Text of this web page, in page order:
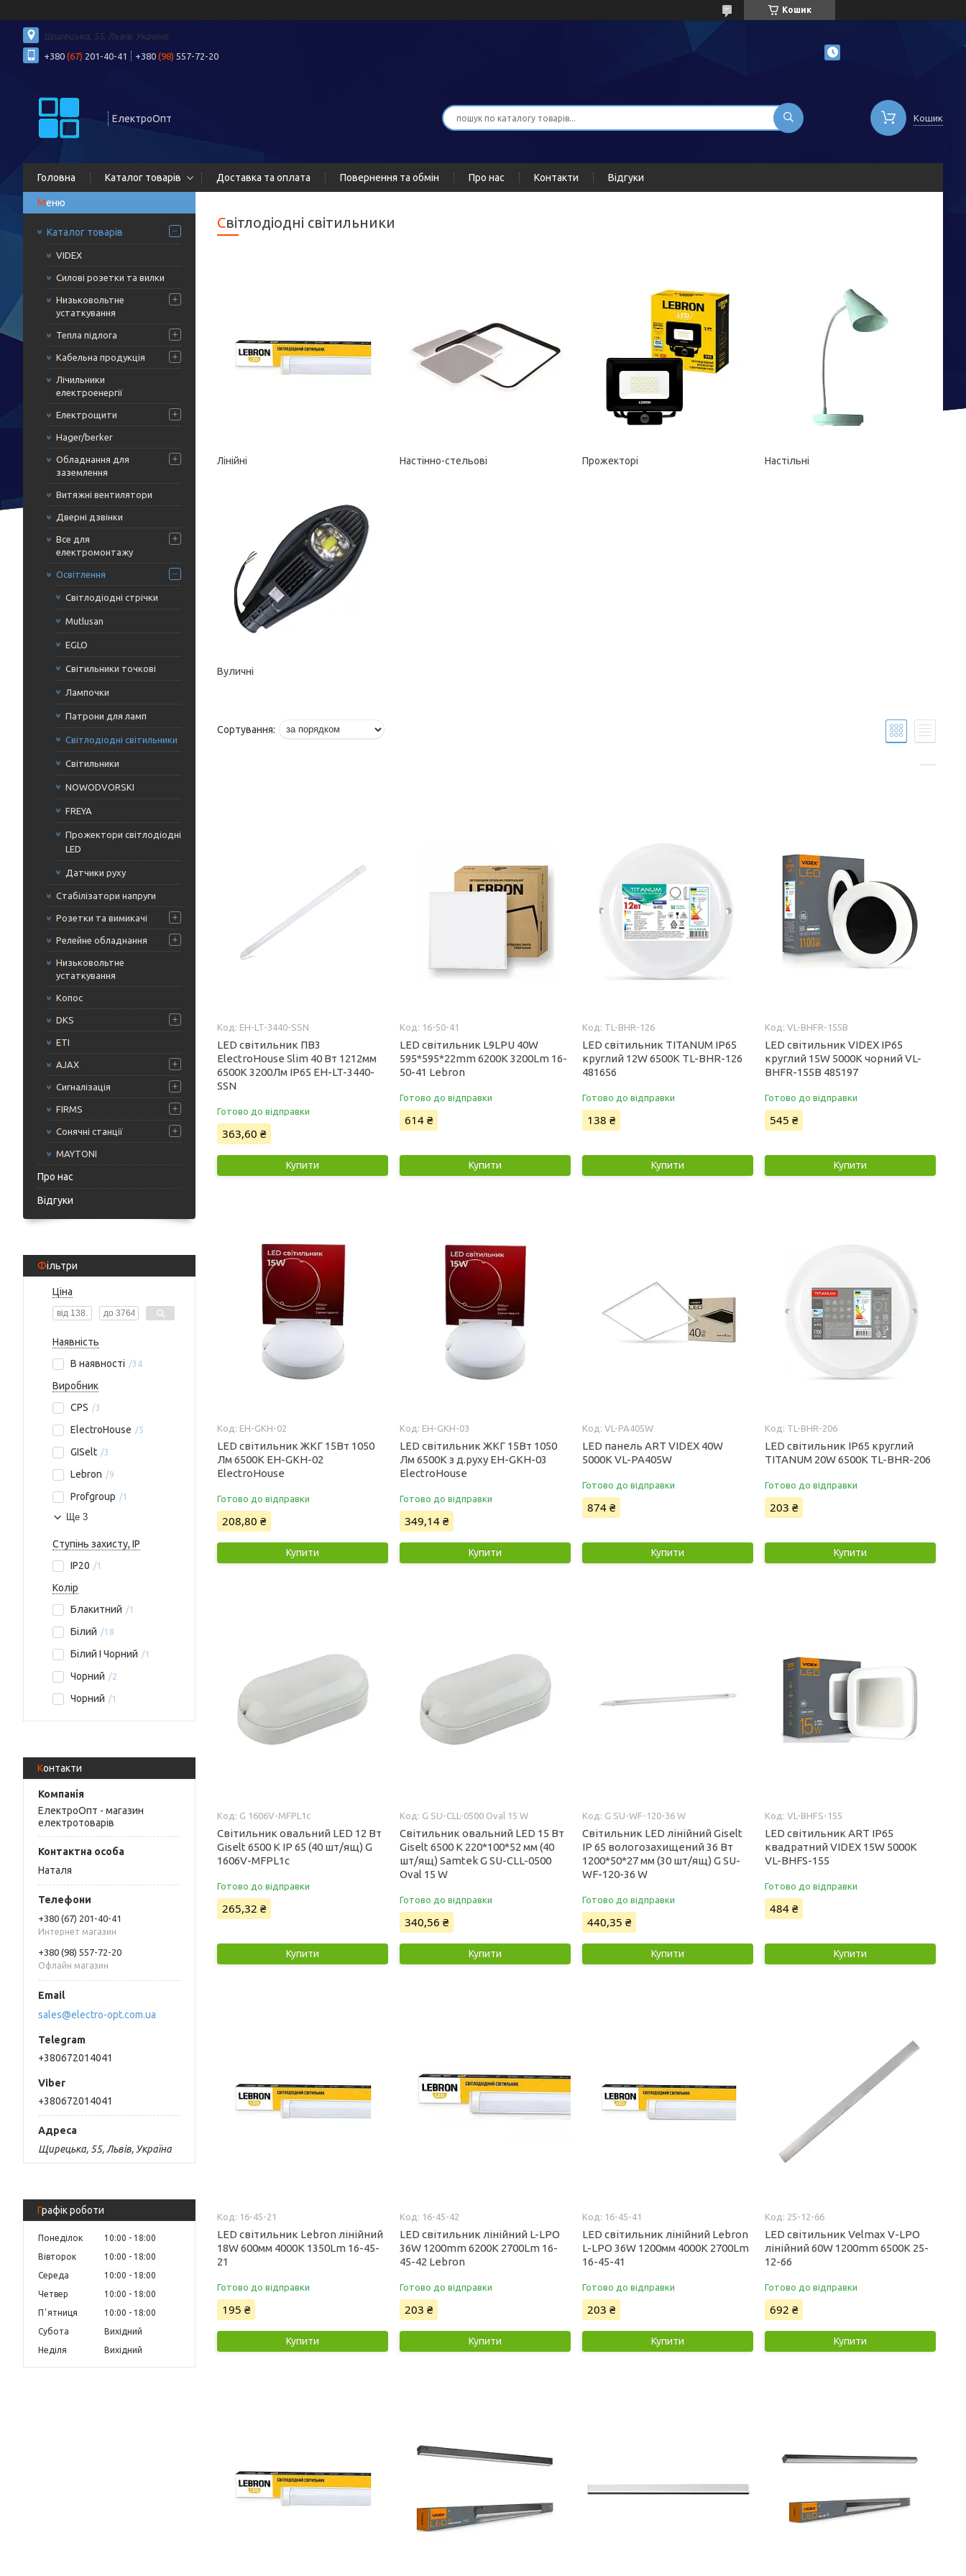
Кошик
Щирецька, 55, Львів, Україна
+380 (67) 201-40-41 +380 (98) 557-72-20
ЕлектроОпт Кошик
Головна Каталог товарів Доставка та оплата Повернення та обмін Про нас Контакти Відгуки
Каталог товарів
VIDEX
Силові розетки та вилки
Низьковольтне
устаткування
Тепла підлога
Кабельна продукція
Лічильники
електроенергії
Електрощити
Hager/berker
Обладнання для
заземлення
Витяжні вентилятори
Дверні дзвінки
Все для
електромонтажу
Освітлення
Світлодіодні стрічки
Mutlusan
EGLO
Світильники точкові
Лампочки
Патрони для ламп
Світлодіодні світильники
Світильники
NOWODVORSKI
FREYA
Прожектори світлодіодні
LED
Датчики руху
Стабілізатори напруги
Розетки та вимикачі
Релейне обладнання
Низьковольтне
устаткування
Копос
DKS
ETI
AJAX
Сигналізація
FIRMS
Сонячні станції
MAYTONI
Про нас
Відгуки
Фільтри
Ціна
Наявність
В наявності
34
Виробник
CPS
3
ElectroHouse 5
GISelt 3
Lebron 9
Profgroup 1
Ще 3
Ступінь захисту, IP
IP20
1
Колір
Блакитний
1
Білий 18
Білий І Чорний 1
Чорний 2
Чорний 1
Контакти
ЕлектроОпт - магазин
електротоварів
Наталя
+380 (67) 201-40-41
Интернет магазин
+380 (98) 557-72-20
Офлайн магазин
sales@electro-opt.com.ua
+380672014041
+380672014041
Щирецька, 55, Львів, Україна
Графік роботи
Понеділок 10:00
18:00
Вівторок
10:00
18:00
Середа
10:00
18:00
Четвер
10:00
18:00
Пʼятниця
10:00
18:00
Субота
Вихідний
Неділя
Вихідний
Світлодіодні світильники
Лінійні Настінно-стельові Прожекторі Настільні
Вуличні
EH-LT-3440-SSN
LED світильник ПВ3
ElectroHouse Slim 40 Вт 1212мм
6500К 3200Лм ІР65 EH-LT-3440-
SSN
Готово до відправки
363,60 ₴
Купити
16-50-41
LED світильник L9LPU 40W
595*595*22mm 6200K 3200Lm 16-
50-41 Lebron
Готово до відправки
614 ₴
Купити
TL-BHR-126
LED світильник TITANUM IP65
круглий 12W 6500K TL-BHR-126
481656
Готово до відправки
138 ₴
Купити
VL-BHFR-155B
LED світильник VIDEX IP65
круглий 15W 5000K чорний VL-
BHFR-155B 485197
Готово до відправки
545 ₴
Купити
EH-GKH-02
LED світильник ЖКГ 15Вт 1050
Лм 6500К EH-GKH-02
ElectroHouse
Готово до відправки
208,80 ₴
Купити
EH-GKH-03
LED світильник ЖКГ 15Вт 1050
Лм 6500К з д.руху EH-GKH-03
ElectroHouse
Готово до відправки
349,14 ₴
Купити
VL-PA405W
LED панель ART VIDEX 40W
5000K VL-PA405W
Готово до відправки
874 ₴
Купити
TL-BHR-206
LED світильник IP65 круглий
TITANUM 20W 6500K TL-BHR-206
Готово до відправки
203 ₴
Купити
G 1606V-MFPL1c
Світильник овальний LED 12 Вт
Giselt 6500 K IP 65 (40 шт/ящ) G
1606V-MFPL1c
Готово до відправки
265,32 ₴
Купити
G SU-CLL-0500 Oval 15 W
Світильник овальний LED 15 Вт
Giselt 6500 K 220*100*52 мм (40
шт/ящ) Samtek G SU-CLL-0500
Oval 15 W
Готово до відправки
340,56 ₴
Купити
G SU-WF-120-36 W
Світильник LED лінійний Giselt
IP 65 вологозахищений 36 Вт
1200*50*27 мм (30 шт/ящ) G SU-
WF-120-36 W
Готово до відправки
440,35 ₴
Купити
VL-BHFS-155
LED світильник ART IP65
квадратний VIDEX 15W 5000K
VL-BHFS-155
Готово до відправки
484 ₴
Купити
16-45-21
LED світильник Lebron лінійний
18W 600мм 4000K 1350Lm 16-45-
21
Готово до відправки
195 ₴
Купити
16-45-42
LED світильник лінійний L-LPO
36W 1200mm 6200K 2700Lm 16-
45-42 Lebron
Готово до відправки
203 ₴
Купити
16-45-41
LED світильник лінійний Lebron
L-LPO 36W 1200мм 4000K 2700Lm
16-45-41
Готово до відправки
203 ₴
Купити
25-12-66
LED світильник Velmax V-LPO
лінійний 60W 1200mm 6500K 25-
12-66
Готово до відправки
692 ₴
Купити